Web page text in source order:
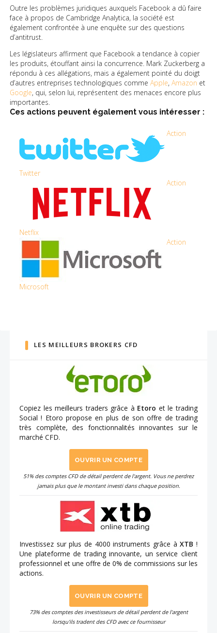
Outre les problèmes juridiques auxquels Facebook a dû faire
face à propos de Cambridge Analytica, la société est
également confrontée à une enquête sur des questions
d’antitrust.
Les législateurs affirment que Facebook a tendance à copier
les produits, étouffant ainsi la concurrence. Mark Zuckerberg a
répondu à ces allégations, mais a également pointé du doigt
d’autres entreprises technologiques comme Apple, Amazon et
Google, qui, selon lui, représentent des menaces encore plus
importantes.
Ces actions peuvent également vous intéresser :
Action
Twitter
Action
Netflix
Action
Microsoft
LES MEILLEURS BROKERS CFD
Copiez les meilleurs traders grâce à Etoro et le trading
Social ! Etoro propose en plus de son offre de trading
très complète, des fonctionnalités innovantes sur le
marché CFD.
OUVRIR UN COMPTE
51% des comptes CFD de détail perdent de l'argent. Vous ne perdrez
jamais plus que le montant investi dans chaque position.
Investissez sur plus de 4000 instruments grâce àXTB !
Une plateforme de trading innovante, un service client
professionnel et une offre de 0% de commissions sur les
actions.
OUVRIR UN COMPTE
73% des comptes des investisseurs de détail perdent de l'argent
lorsqu'ils tradent des CFD avec ce fournisseur